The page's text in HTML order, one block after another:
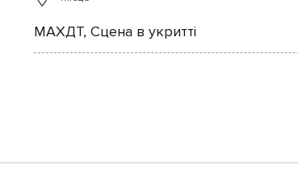
МАХДТ, Сцена в укритті